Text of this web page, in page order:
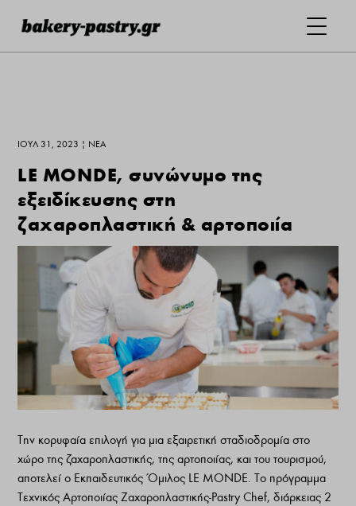
ΙΟΎΛ 31, 2023 | ΝΕΑ
LE MONDE, συνώνυμο της
εξειδίκευσης στη
ζαχαροπλαστική & αρτοποιία
Την κορυφαία επιλογή για μια εξαιρετική σταδιοδρομία στο
χώρο της ζαχαροπλαστικής, της αρτοποιίας, και του τουρισμού,
αποτελεί ο Εκπαιδευτικός Όμιλος LE MONDE. Το πρόγραμμα
Τεχνικός Αρτοποιίας Ζαχαροπλαστικής-Pastry Chef, διάρκειας 2